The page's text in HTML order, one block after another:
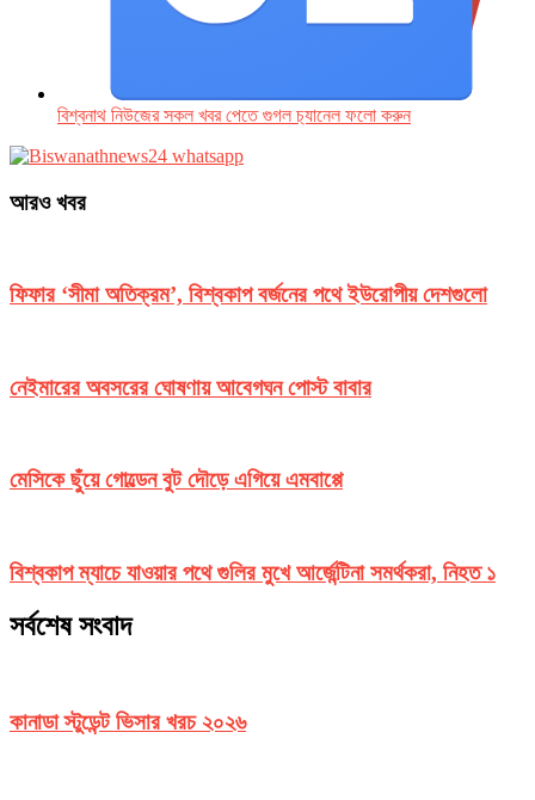
বিশ্বনাথ নিউজের সকল খবর পেতে গুগল চ‌্যানেল ফলো করুন
আরও খবর
ফিফার ‘সীমা অতিক্রম’, বিশ্বকাপ বর্জনের পথে ইউরোপীয় দেশগুলো
নেইমারের অবসরের ঘোষণায় আবেগঘন পোস্ট বাবার
মেসিকে ছুঁয়ে গোল্ডেন বুট দৌড়ে এগিয়ে এমবাপ্পে
বিশ্বকাপ ম্যাচে যাওয়ার পথে গুলির মুখে আর্জেন্টিনা সমর্থকরা, নিহত ১
সর্বশেষ সংবাদ
কানাডা স্টুডেন্ট ভিসার খরচ ২০২৬